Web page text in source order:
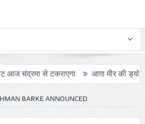
से टकराएगा आग़ा मीर की ड्योढ़ी: जहाँ
BARKE ANNOUNCED